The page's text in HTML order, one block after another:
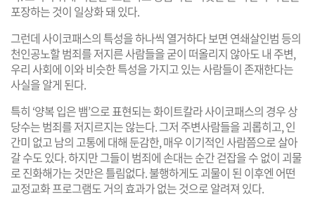
포장하는 것이 일상화 돼 있다.
그런데 사이코패스의 특성을 하나씩 열거하다 보면 연쇄살인범 등의
천인공노할 범죄를 저지른 사람들을 굳이 떠올리지 않아도 내 주변,
우리 사회에 이와 비슷한 특성을 가지고 있는 사람들이 존재한다는
사실을 알게 된다.
특히 ‘양복 입은 뱀’으로 표현되는 화이트칼라 사이코패스의 경우 상
당수는 범죄를 저지르지는 않는다. 그저 주변사람들을 괴롭히고, 인
간미 없고 남의 고통에 대해 둔감한, 매우 이기적인 사람쯤으로 살아
갈 수도 있다. 하지만 그들이 범죄에 손대는 순간 걷잡을 수 없이 괴물
로 진화해가는 것만은 틀림없다. 불행하게도 괴물이 된 이후엔 어떤
교정교화 프로그램도 거의 효과가 없는 것으로 알려져 있다.